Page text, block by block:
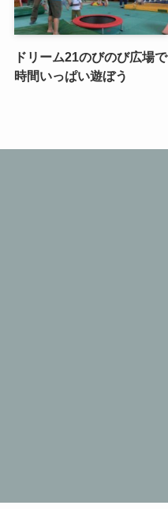
ドリーム21のびのび広場で
時間いっぱい遊ぼう